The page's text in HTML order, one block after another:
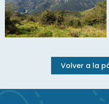
Volver a la